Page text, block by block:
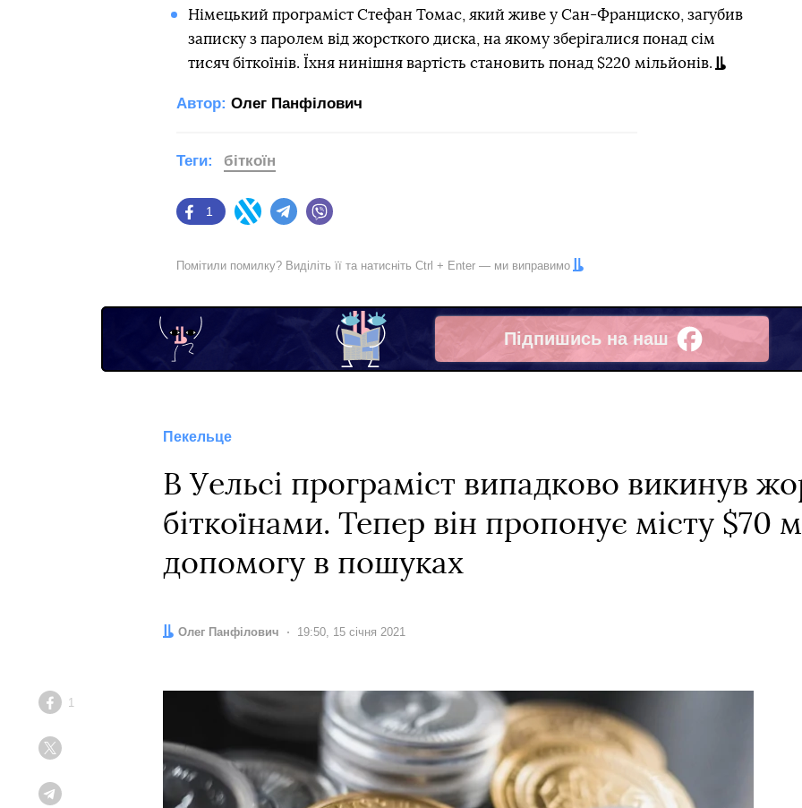
Німецький програміст Стефан Томас, який живе у Сан-Франциско, загубив
записку з паролем від жорсткого диска, на якому зберігалися понад сім
тисяч біткоїнів. Їхня нинішня вартість становить понад $220 мільйонів.
Автор: Олег Панфілович
Facebook
1
Twitter Telegram
Теги: біткоїн
Помітили помилку? Виділіть її та натисніть Ctrl + Enter — ми виправимо
Підпишись на наш
Facebook
Пекельце
В Уельсі програміст випадково викинув
біткоїнами. Тепер він пропонує місту $70
допомогу в пошуках
Автор:
Олег Панфілович Дата:
19:50, 15 січня 2021
Facebook
1